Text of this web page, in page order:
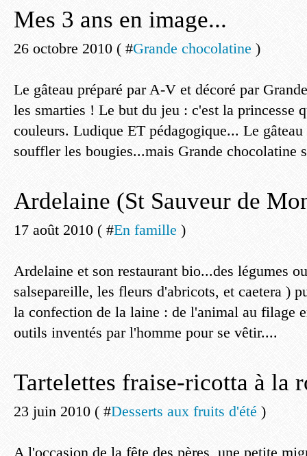
Mes 3 ans en image...
26 octobre 2010 ( #Grande chocolatine )
Le gâteau préparé par A-V et décoré par
les smarties ! Le but du jeu : c'est la princesse
couleurs. Ludique ET pédagogique... Le
souffler les bougies...mais Grande chocolatine
Ardelaine (St Sauveur de
17 août 2010 ( #En famille )
Ardelaine et son restaurant bio...des légumes
salsepareille, les fleurs d'abricots, et caetera )
la confection de la laine : de l'animal au filage
outils inventés par l'homme pour se vêtir....
Tartelettes fraise-ricotta à la
23 juin 2010 ( #Desserts aux fruits d'été )
A l'occasion de la fête des pères, une petite